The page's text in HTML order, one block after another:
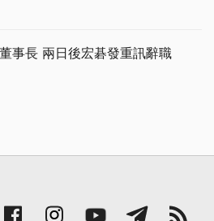
事長 兩日後宏碁發重訊辭職